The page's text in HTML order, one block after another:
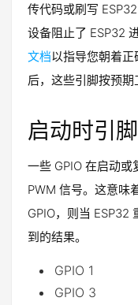
传代码或刷写
设备阻止了 ESP32
文档以指导您朝着
后，这些引脚按预期
启动时引
一些 GPIO 在启动
PWM 信号。这意味
GPIO，则当 ESP32
到的结果。
GPIO 1
GPIO 3